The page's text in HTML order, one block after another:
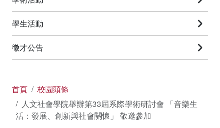
學生活動
徵才公告
首頁
校園頭條
人文社會學院舉辦第33屆系際學術研討會 「音樂生
活：發展、創新與社會關懷」 敬邀參加